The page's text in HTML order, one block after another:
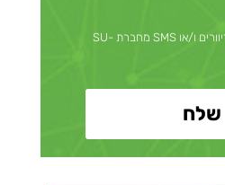
אני מאשר/ת לקבל דיוורים ו/או SMS מחברת SU-